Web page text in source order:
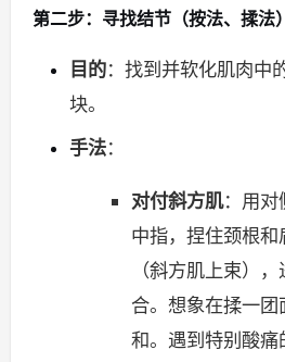
第二步：寻找结节（按法、揉法）
目的：找到并软化肌肉中
块。
手法：
对付斜方肌：用对
中指，捏住颈根
（斜方肌上束）
合。想象在揉一
和。遇到特别酸痛